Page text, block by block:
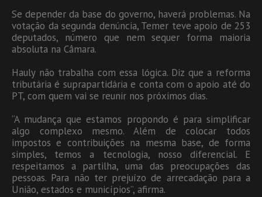
Se depender da base do governo, haverá problemas. Na
votação da segunda denúncia, Temer teve apoio de 253
deputados, número que nem sequer forma maioria
absoluta na Câmara.
Hauly não trabalha com essa lógica. Diz que a reforma
tributária é suprapartidária e conta com o apoio até do
PT, com quem vai se reunir nos próximos dias.
“A mudança que estamos propondo é para simplificar
algo complexo mesmo. Além de colocar todos
impostos e contribuições na mesma base, de forma
simples, temos a tecnologia, nosso diferencial. E
respeitamos a partilha, uma das preocupações das
pessoas. Para não ter prejuízo de arrecadação para a
União, estados e municípios”, afirma.